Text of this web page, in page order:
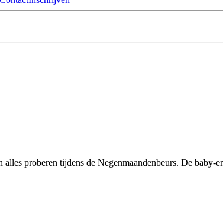
proberen tijdens de Negenmaandenbeurs. De baby-